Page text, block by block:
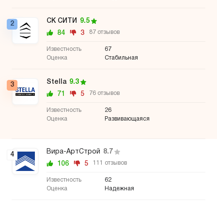
2 СК СИТИ 9.5
67
Стабильная
84 3 87 отзывов
3 Stella 9.3
26
Развивающаяся
71 5 76 отзывов
4 Вира-АртСтрой 8.7
62
Надежная
106 5 111 отзывов